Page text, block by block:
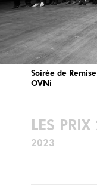
Soirée de
OVNi
LES
2023